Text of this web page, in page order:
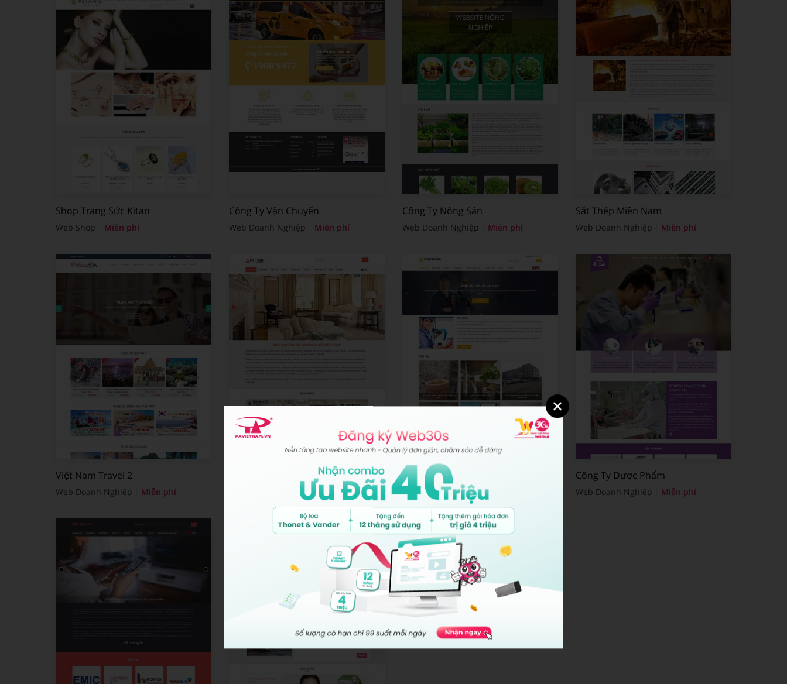
Shop Trang Sức Kitan
Web Shop Miễn phí
Công Ty Vận Chuyển
Web Doanh Nghiệp Miễn phí
Công Ty Nông Sản
Web Doanh Nghiệp Miễn phí
Sắt Thép Miền Nam
Web Doanh Nghiệp Miễn phí
Việt Nam Travel 2
Web Doanh Nghiệp Miễn phí Web Doanh Nghiệp Miễn phí
Fontanero
Web Doanh Nghiệp Miễn phí
Công Ty Dược Phẩm
Web Doanh Nghiệp Miễn phí